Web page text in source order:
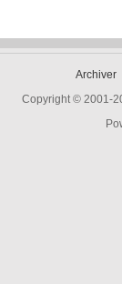
Archiver
Copyright © 2001-